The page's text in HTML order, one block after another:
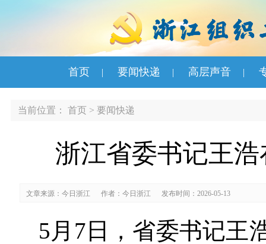
首页 | 要闻快递 | 高层声音 |
当前位置： 首页 > 要闻快递
浙江省委书记王
文章来源：今日浙江 作者：今日浙江 发布时间：2026-05-13
5月7日，省委书记王